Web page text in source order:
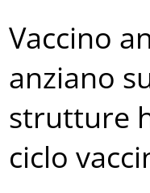
Vaccino
anziano
strutture
ciclo